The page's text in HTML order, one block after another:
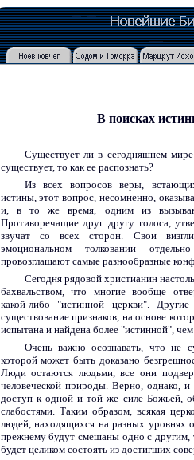
В поисках
Существует ли в сегодняшнем
существует, то как ее распознать?
Из всех вопросов веры,
истины, этот вопрос, несомненно,
и, в то же время, одним из
Противоречащие друг другу голоса,
звучат со всех сторон. Свои
эмоциональном толковании
провозглашают самые разнообразные
Сегодня рядовой христианин
бахвальством, что многие вообще
какой-либо "истинной церкви".
существование признаков, на основе
испытана и найдена более "истинной",
Очень важно осознавать, что не
которой может быть доказано
Люди остаются людьми, все они
человеческой природы. Верно, однако,
доступ к одной и той же силе Божьей,
слабостями. Таким образом, всякая
людей, находящихся на разных уровнях
прежнему будут смешаны одно с другим,
будет целиком состоять из достигших